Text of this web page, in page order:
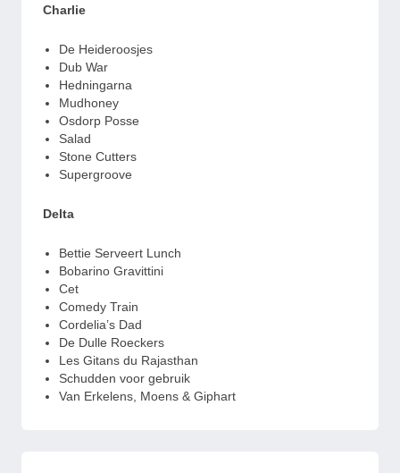
Charlie
De Heideroosjes
Dub War
Hedningarna
Mudhoney
Osdorp Posse
Salad
Stone Cutters
Supergroove
Delta
Bettie Serveert Lunch
Bobarino Gravittini
Cet
Comedy Train
Cordelia’s Dad
De Dulle Roeckers
Les Gitans du Rajasthan
Schudden voor gebruik
Van Erkelens, Moens & Giphart